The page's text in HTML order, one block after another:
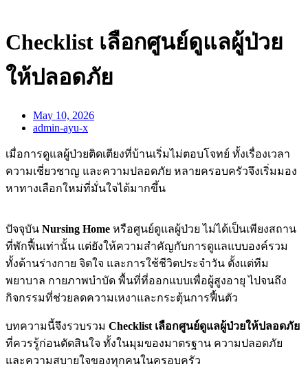
Checklist เลือกศูนย์ดูแลผู้ป่วย
ให้ปลอดภัย
May 10, 2026
admin-ayu-x
เมื่อการดูแลผู้ป่วยติดเตียงที่บ้านเริ่มไม่ตอบโจทย์ ทั้งเรื่องเวลา
ความเชี่ยวชาญ และความปลอดภัย หลายครอบครัวจึงเริ่มมอง
หาทางเลือกใหม่ที่มั่นใจได้มากขึ้น
ปัจจุบัน Nursing Home หรือศูนย์ดูแลผู้ป่วย ไม่ได้เป็นเพียงสถาน
ที่พักฟื้นเท่านั้น แต่ยังให้ความสำคัญกับการดูแลแบบองค์รวม
ทั้งด้านร่างกาย จิตใจ และการใช้ชีวิตประจำวัน ตั้งแต่ทีม
พยาบาล กายภาพบำบัด พื้นที่ที่ออกแบบเพื่อผู้สูงอายุ ไปจนถึง
กิจกรรมที่ช่วยลดความเหงาและกระตุ้นการฟื้นตัว
บทความนี้จึงรวบรวม Checklist เลือกศูนย์ดูแลผู้ป่วยให้ปลอดภัย
ที่ควรรู้ก่อนตัดสินใจ ทั้งในมุมของมาตรฐาน ความปลอดภัย
และความสบายใจของทุกคนในครอบครัว